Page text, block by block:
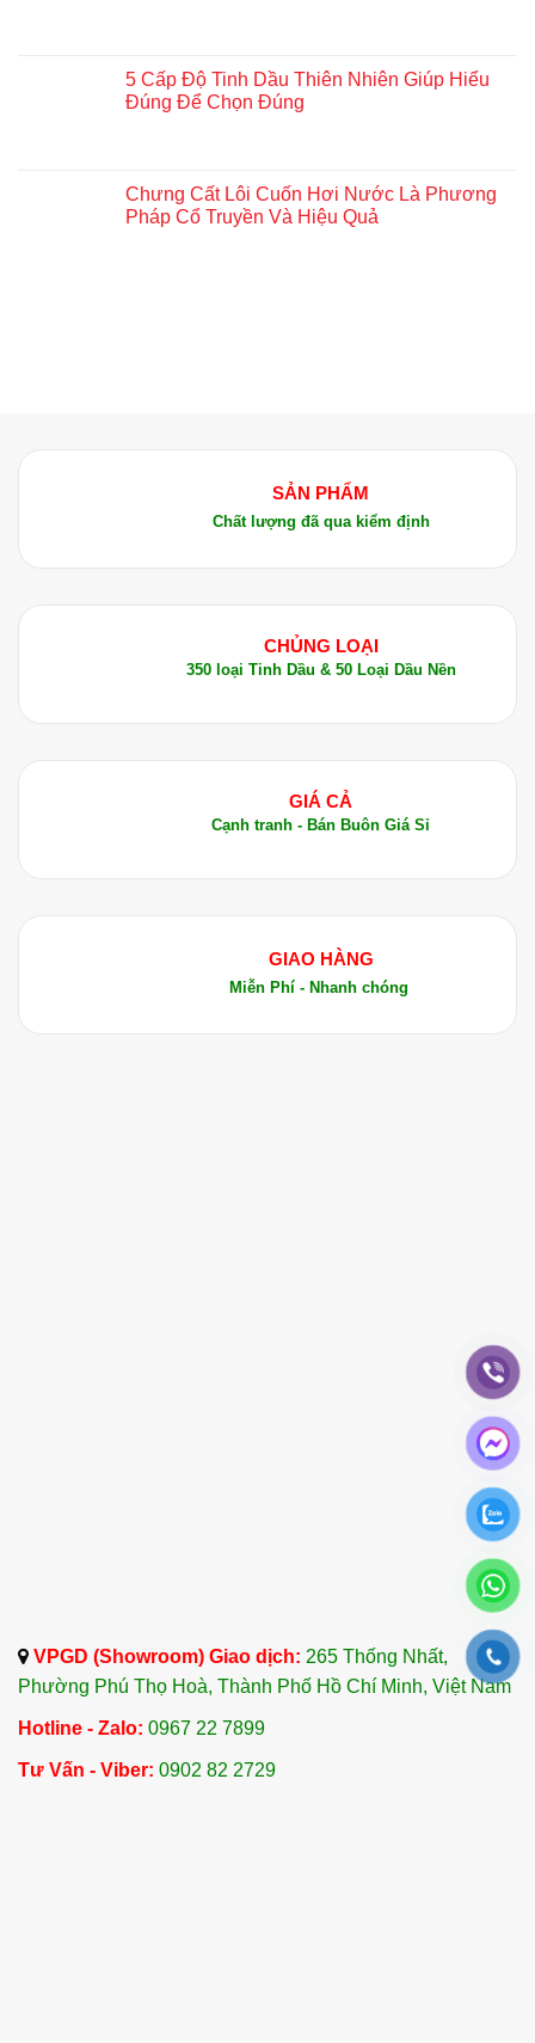
5 Cấp Độ Tinh Dầu Thiên Nhiên Giúp Hiểu
Đúng Để Chọn Đúng
Chưng Cất Lôi Cuốn Hơi Nước Là Phương
Pháp Cổ Truyền Và Hiệu Quả
SẢN PHẨM
Chất lượng đã qua kiểm định
CHỦNG LOẠI
350 loại Tinh Dầu & 50 Loại Dầu Nền
GIÁ CẢ
Cạnh tranh - Bán Buôn Giá Sỉ
GIAO HÀNG
Miễn Phí - Nhanh chóng
VPGD (Showroom) Giao dịch: 265 Thống Nhất,
Phường Phú Thọ Hoà, Thành Phố Hồ Chí Minh, Việt Nam
Hotline - Zalo: 0967 22 7899
Tư Vấn - Viber: 0902 82 2729